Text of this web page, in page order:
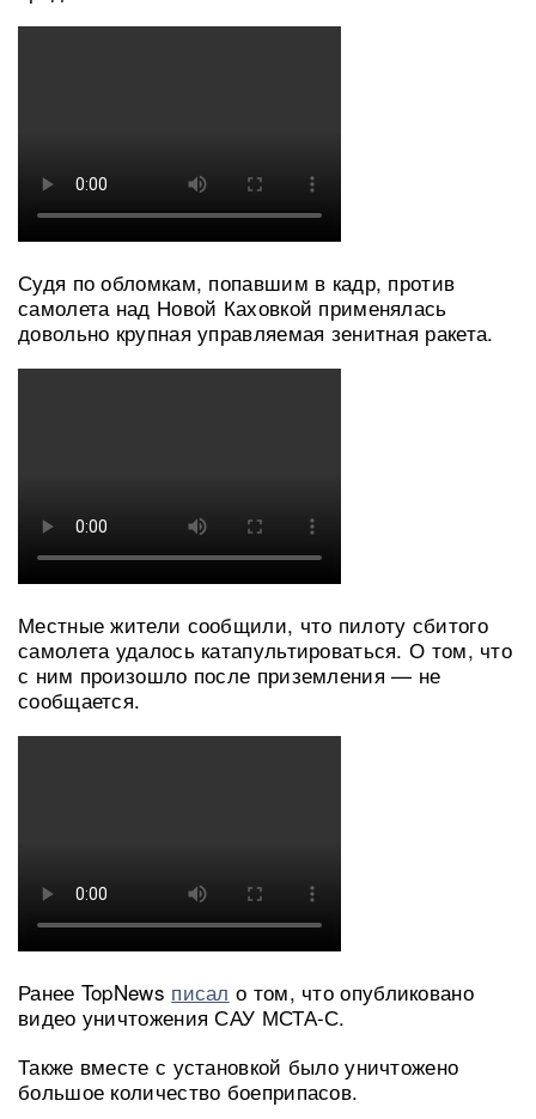
Судя по обломкам, попавшим в кадр, против
самолета над Новой Каховкой применялась
довольно крупная управляемая зенитная ракета.
Местные жители сообщили, что пилоту сбитого
самолета удалось катапультироваться. О том, что
с ним произошло после приземления — не
сообщается.
Ранее TopNews писал о том, что опубликовано
видео уничтожения САУ МСТА-С.
Также вместе с установкой было уничтожено
большое количество боеприпасов.